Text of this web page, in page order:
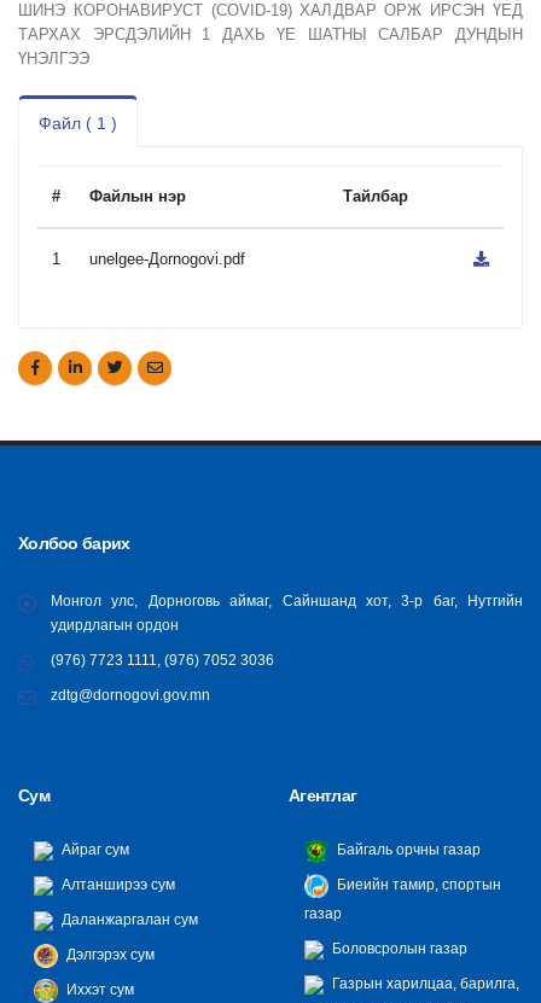
ШИНЭ КОРОНАВИРУСТ (СОVID-19) ХАЛДВАР ОРЖ ИРСЭН ҮЕД
ТАРХАХ ЭРСДЭЛИЙН 1 ДАХЬ ҮЕ ШАТНЫ САЛБАР ДУНДЫН
ҮНЭЛГЭЭ
Файл ( 1 )
# Файлын нэр Тайлбар
1 unelgee-Дornogovi.pdf
Холбоо барих
Монгол улс, Дорноговь аймаг, Сайншанд хот, 3-р баг, Нутгийн
удирдлагын ордон
(976) 7723 1111, (976) 7052 3036
zdtg@dornogovi.gov.mn
Сум
Айраг сум
Алтанширээ сум
Даланжаргалан сум
Дэлгэрэх сум
Иххэт сум
Агентлаг
Байгаль орчны газар
Биеийн тамир, спортын
газар
Боловсролын газар
Газрын харилцаа, барилга,